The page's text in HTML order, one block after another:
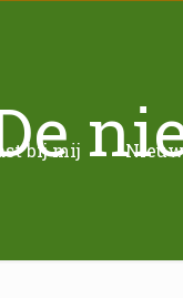
bij mij